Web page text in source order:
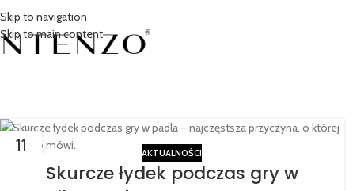
Skip to navigation
Skip to main content
11 AKTUALNOŚCI
Skurcze łydek podczas gry w